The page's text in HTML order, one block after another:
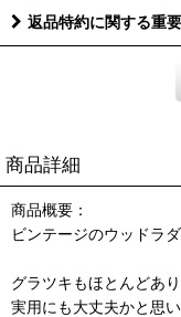
返品特約に関する重
商品詳細
商品概要：
ビンテージのウッドラダ
グラツキもほとんどあり
実用にも大丈夫かと思い